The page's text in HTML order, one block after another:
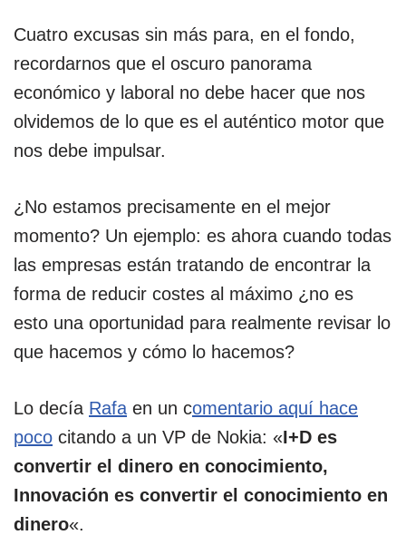
Cuatro excusas sin más para, en el fondo,
recordarnos que el oscuro panorama
económico y laboral no debe hacer que nos
olvidemos de lo que es el auténtico motor que
nos debe impulsar.
¿No estamos precisamente en el mejor
momento? Un ejemplo: es ahora cuando todas
las empresas están tratando de encontrar la
forma de reducir costes al máximo ¿no es
esto una oportunidad para realmente revisar lo
que hacemos y cómo lo hacemos?
Lo decía Rafa en un comentario aquí hace
poco citando a un VP de Nokia: «I+D es
convertir el dinero en conocimiento,
Innovación es convertir el conocimiento en
dinero«.